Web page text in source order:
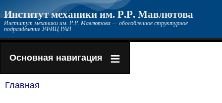
Институт механики им. Р.Р. Мавлютова
Институт механики им. Р.Р. Мавлютова — обособленное структурное
подразделение УФИЦ РАН
Основная навигация
Главная